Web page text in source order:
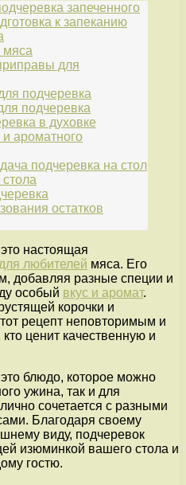
запеченного
к запеканию
мяса
для
подчеревка
подчеревка
в духовке
ароматного
подчеревка на стол
остатков
настоящая
для любителей мяса. Его
добавляя разные специи и
особый вкус и аромат.
корочки и
рецепт неповторимым и
ценит качественную и
блюдо, которое можно
ужина, так и для
сочетается с разными
Благодаря своему
виду, подчеревок
изюминкой вашего стола и
гостю.